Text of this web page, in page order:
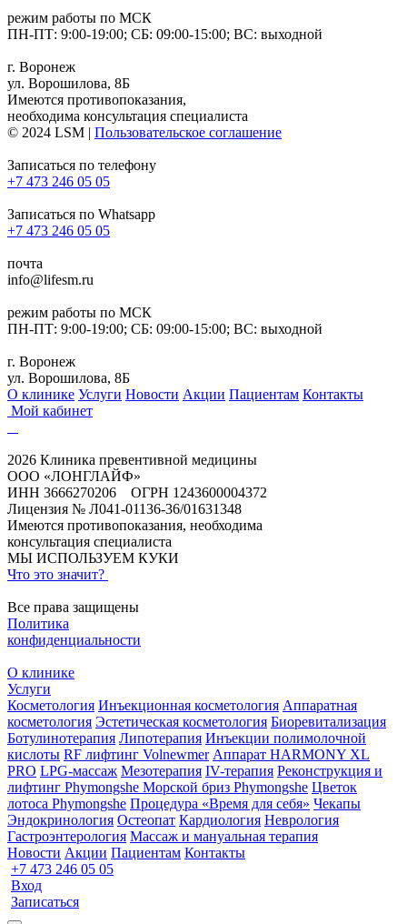
режим работы по МСК
ПН-ПТ: 9:00-19:00; СБ: 09:00-15:00; ВС: выходной
г. Воронеж
ул. Ворошилова, 8Б
Имеются противопоказания,
необходима консультация специалиста
© 2024 LSM | Пользовательское соглашение
Записаться по телефону
+7 473 246 05 05
Записаться по Whatsapp
+7 473 246 05 05
почта
info@lifesm.ru
режим работы по МСК
ПН-ПТ: 9:00-19:00; СБ: 09:00-15:00; ВС: выходной
г. Воронеж
ул. Ворошилова, 8Б
О клинике Услуги Новости Акции Пациентам Контакты
Мой кабинет
2026 Клиника превентивной медицины
ООО «ЛОНГЛАЙФ»
ИНН 3666270206 ОГРН 1243600004372
Лицензия № Л041-01136-36/01631348
Имеются противопоказания, необходима
консультация специалиста
МЫ ИСПОЛЬЗУЕМ КУКИ
Что это значит?
Все права защищены
Политика
конфиденциальности
О клинике
Услуги
Косметология Инъекционная косметология Аппаратная
косметология Эстетическая косметология Биоревитализация
Ботулинотерапия Липотерапия Инъекции полимолочной
кислоты RF лифтинг Volnewmer Аппарат HARMONY XL
PRO LPG-массаж Мезотерапия IV-терапия Реконструкция и
лифтинг Phymongshe Морской бриз Phymongshe Цветок
лотоса Phymongshe Процедура «Время для себя» Чекапы
Эндокринология Остеопат Кардиология Неврология
Гастроэнтерология Массаж и мануальная терапия
Новости Акции Пациентам Контакты
+7 473 246 05 05
Вход
Записаться